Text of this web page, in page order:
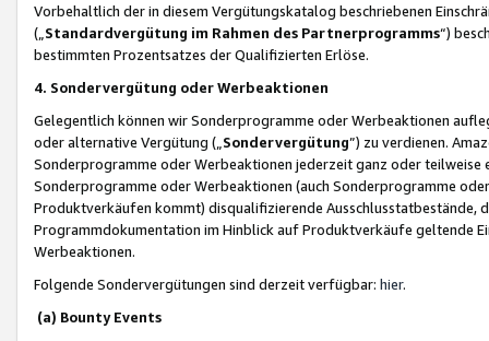
Vorbehaltlich der in diesem Vergütungskatalog beschriebenen
(„ Standardvergütung im Rahmen des Partnerprogramms“)
bestimmten Prozentsatzes der Qualifizierten Erlöse.
4. Sondervergütung oder Werbeaktionen
Gelegentlich können wir Sonderprogramme oder Werbeaktionen
oder alternative Vergütung („ Sondervergütung”) zu verdienen.
Sonderprogramme oder Werbeaktionen jederzeit ganz oder
Sonderprogramme oder Werbeaktionen (auch Sonderprogramme
Produktverkäufen kommt) disqualifizierende Ausschlusstatbestände,
Programmdokumentation im Hinblick auf Produktverkäufe geltende
Werbeaktionen.
Folgende Sondervergütungen sind derzeit verfügbar: hier.
(a) Bounty Events